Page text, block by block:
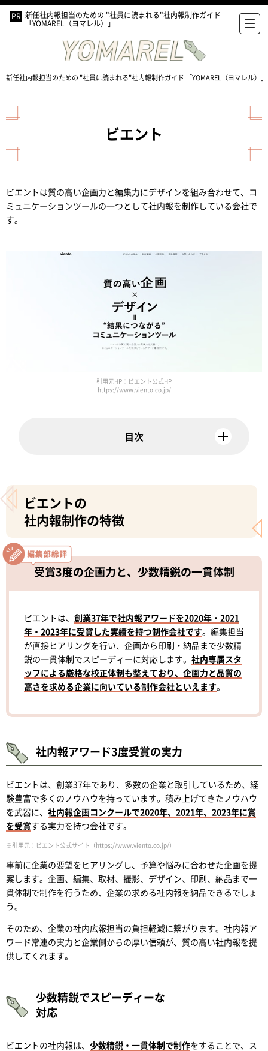
新任社内報担当のための "社員に読まれる"社内報制作ガイド
「YOMAREL（ヨマレル）」
新任社内報担当のための "社員に読まれる"社内報制作ガイド 「YOMAREL（ヨマレル）」
ビエント
ビエントは質の高い企画力と編集力にデザインを組み合わせて、コ
ミュニケーションツールの一つとして社内報を制作している会社で
す。
引用元HP：ビエント公式HP
https://www.viento.co.jp/
ビエントの
社内報制作の特徴
受賞3度の企画力と、少数精鋭の一貫体制
ビエントは、 創業37年で社内報アワードを2020年・2021
年・2023年に受賞した実績を持つ制作会社です。編集担当
が直接ヒアリングを行い、企画から印刷・納品まで少数精
鋭の一貫体制でスピーディーに対応します。 社内専属スタ
ッフによる厳格な校正体制も整えており、企画力と品質の
高さを求める企業に向いている制作会社といえます。
社内報アワード3度受賞の実力
ビエントは、創業37年であり、多数の企業と取引しているため、経
験豊富で多くのノウハウを持っています。積み上げてきたノウハウ
を武器に、 社内報企画コンクールで2020年、2021年、2023年に賞
を受賞する実力を持つ会社です。
※引用元：ビエント公式サイト（https://www.viento.co.jp/）
事前に企業の要望をヒアリングし、予算や悩みに合わせた企画を提
案します。企画、編集、取材、撮影、デザイン、印刷、納品まで一
貫体制で制作を行うため、企業の求める社内報を納品できるでしょ
う。
そのため、企業の社内広報担当の負担軽減に繋がります。社内報ア
ワード常連の実力と企業側からの厚い信頼が、質の高い社内報を提
供してくれます。
少数精鋭でスピーディーな
対応
ビエントの社内報は、 少数精鋭・一貫体制で制作をすることで、ス